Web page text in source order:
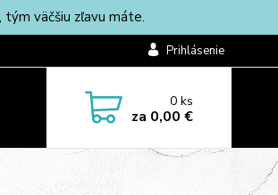
tým väčšiu zľavu máte.
Prihlásenie
0ks
za 0,00 €